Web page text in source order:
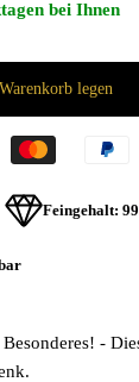
bei Ihnen
legen
Feingehalt:
-